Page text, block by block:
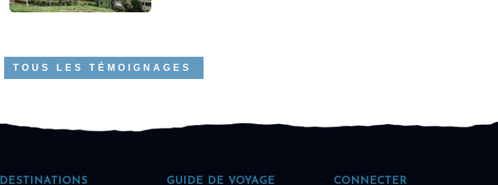
TOUS LES TÉMOIGNAGES
DESTINATIONS GUIDE DE VOYAGE CONNECTER